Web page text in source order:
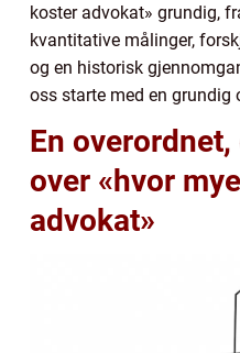
koster advokat» grundig,
kvantitative målinger,
og en historisk
oss starte med en grundig
En
over «hvor
advokat»